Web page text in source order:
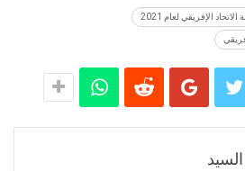
الاتحاد الإفريقي لعام 2021